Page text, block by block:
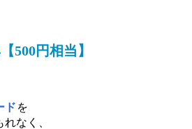
500円相当】
ド を
なく、